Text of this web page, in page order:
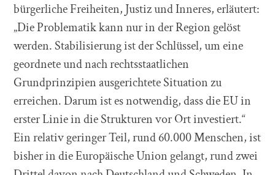
bürgerliche Freiheiten, Justiz und Inneres, erläutert:
„Die Problematik kann nur in der Region gelöst
werden. Stabilisierung ist der Schlüssel, um eine
geordnete und nach rechtsstaatlichen
Grundprinzipien ausgerichtete Situation zu
erreichen. Darum ist es notwendig, dass die EU in
erster Linie in die Strukturen vor Ort investiert.“
Ein relativ geringer Teil, rund 60.000 Menschen, ist
bisher in die Europäische Union gelangt, rund zwei